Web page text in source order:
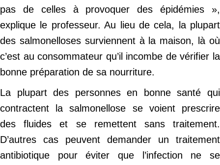
pas de celles à provoquer des épidémies »,
explique le professeur. Au lieu de cela, la plupart
des salmonelloses surviennent à la maison, là où
c’est au consommateur qu’il incombe de vérifier la
bonne préparation de sa nourriture.
La plupart des personnes en bonne santé qui
contractent la salmonellose se voient prescrire
des fluides et se remettent sans traitement.
D’autres cas peuvent demander un traitement
antibiotique pour éviter que l’infection ne se